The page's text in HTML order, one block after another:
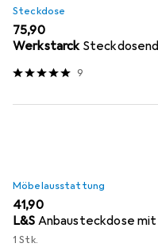
Steckdose
EUR
75,90
Werkstarck
9
Möbelausstattung
EUR
41,90
L&S Anbausteckdose
1 Stk.